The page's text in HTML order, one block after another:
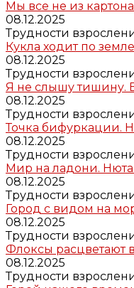
Мы все не из
08.12.2025
Трудности
Кукла ходит по
08.12.2025
Трудности
Я не слышу тишину.
08.12.2025
Трудности
Точка бифуркации.
08.12.2025
Трудности
Мир на ладони.
08.12.2025
Трудности
Город с видом на
08.12.2025
Трудности
Флоксы расцветают
08.12.2025
Трудности